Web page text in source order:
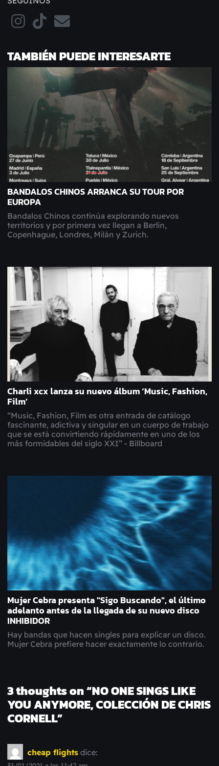
TAMBIÉN PUEDE INTERESARTE
BANDALOS CHINOS ARRANCA SU TOUR POR
EUROPA
Bandalos Chinos continúa explorando nuevos
territorios y por primera vez llegan a Berlín,
Copenhague, Londres, Milán y Zurich.
Charli xcx lanza su nuevo álbum ‘Music, Fashion,
Film’
“Music, Fashion, Film es otra entrada de catálogo
fascinante, adictiva y singular en un cuerpo de trabajo
que se está convirtiendo rápidamente en uno de los
más formidables del siglo XXI” - Billboard
Mujer Cebra presenta "Sigo Buscando", el último
adelanto antes de la llegada de su nuevo disco
INHIBIDOR
Hay bandas que hacen singles para explicar un disco.
Mujer Cebra prefiere hacer exactamente lo contrario.
3 thoughts on “NO ONE SINGS LIKE
YOU ANYMORE, COLECCIÓN DE CHRIS
CORNELL”
cheap flights dice: